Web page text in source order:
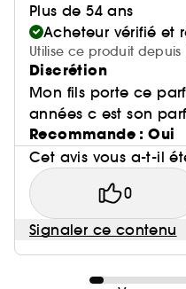
Plus de 54 ans
Acheteur vérifié et
Utilise ce produit depuis
Discrétion
Mon fils porte ce
années c est son
Recommande : Oui
Cet avis vous a-t-il
0
Signaler ce contenu